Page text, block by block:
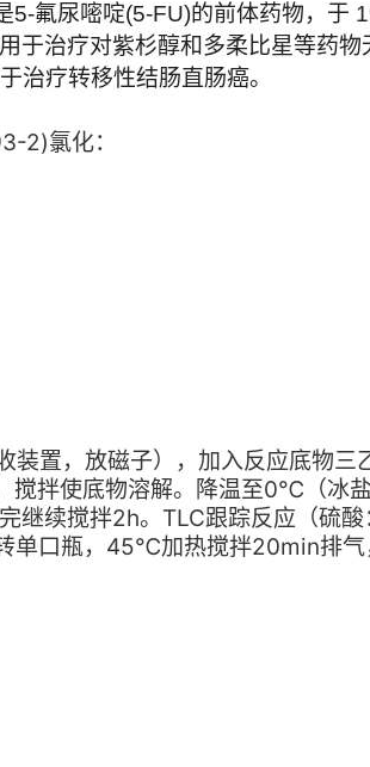
5-氟尿嘧啶(5-FU)的前体药物，于
于治疗对紫杉醇和多柔比星等药物
治疗转移性结肠直肠癌。
2)氯化：
装置，放磁子），加入反应底物三
搅拌使底物溶解。降温至0℃（冰盐
续搅拌2h。TLC跟踪反应（硫酸
单口瓶，45℃加热搅拌20min排气